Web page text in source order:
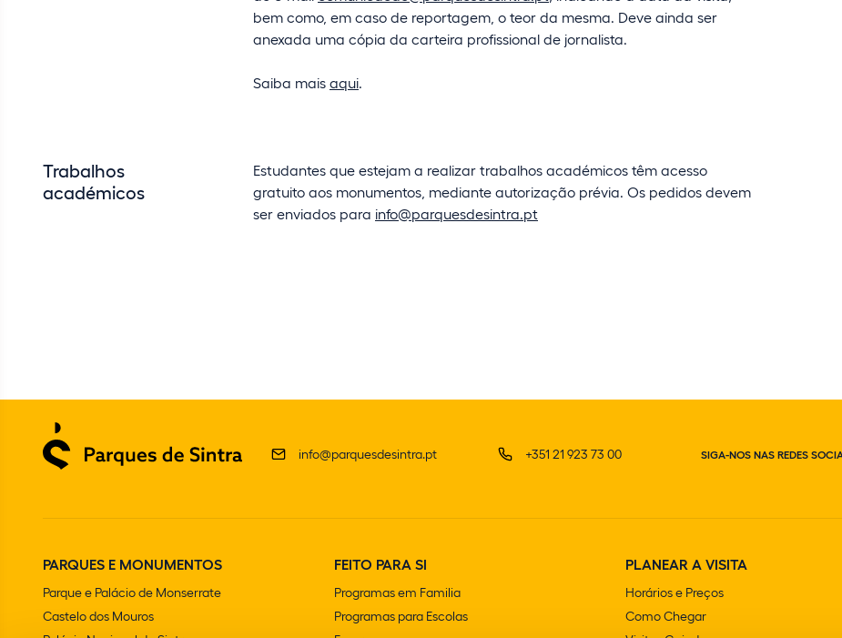
bem como, em caso de reportagem, o teor da mesma. Deve ainda ser
anexada uma cópia da carteira profissional de jornalista.
Saiba mais aqui.
Trabalhos
académicos
Estudantes que estejam a realizar trabalhos académicos têm acesso
gratuito aos monumentos, mediante autorização prévia. Os pedidos devem
ser enviados para info@parquesdesintra.pt
info@parquesdesintra.pt +351 21 923 73 00 SIGA-NOS NAS REDES
PARQUES E MONUMENTOS
Parque e Palácio de Monserrate
Castelo dos Mouros
FEITO PARA SI
Programas em Familia
Programas para Escolas
PLANEAR A VISITA
Horários e Preços
Como Chegar